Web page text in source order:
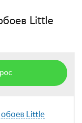
Little
обоев Little